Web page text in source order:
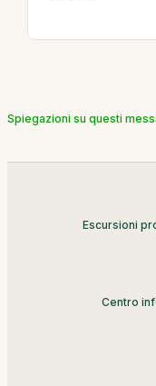
Spiegazioni su questi
Escursioni
Centro